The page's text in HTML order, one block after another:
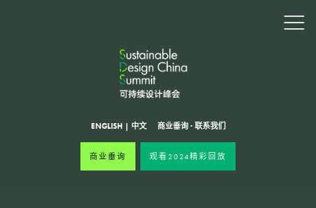
ENGLISH | 中文 商业垂询· 联系我们
商业垂询 观看2024精彩回放